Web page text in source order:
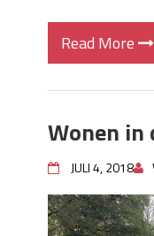
Read More
Wonen in
JULI 4, 2018